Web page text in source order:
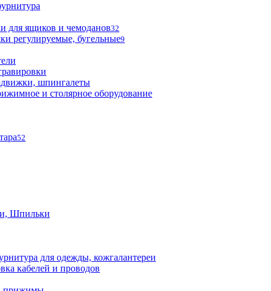
для ящиков и чемоданов32
регулируемые, бугельные9
шпингалеты
и столярное оборудование
52
Шпильки
для одежды, кожгалантереи
кабелей и проводов